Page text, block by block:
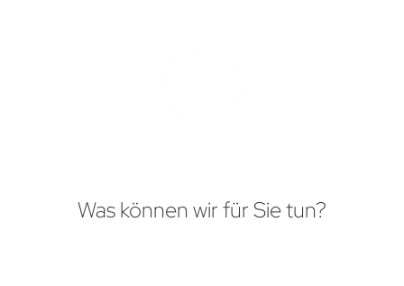
Was können wir für Sie tun?